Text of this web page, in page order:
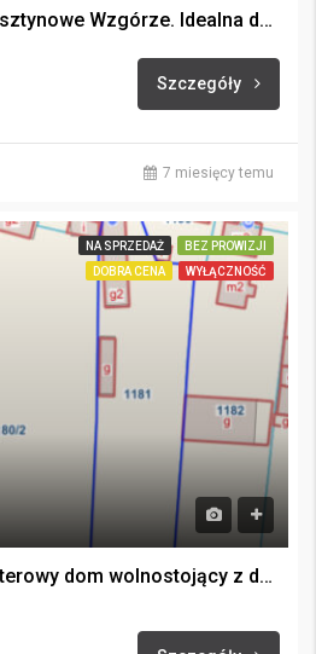
KOMPRACHCICE. Bursztynowe Wzgórze. Idealna działka budowlana.
Szczegóły
7 miesięcy temu
NA SPRZEDAŻ
BEZ PROWIZJI
DOBRA CENA
WYŁĄCZNOŚĆ
KOMPRACHCICE. Parterowy dom wolnostojący z dużym garażem.